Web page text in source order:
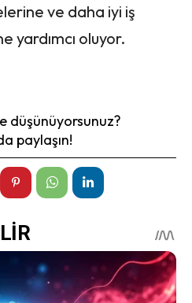
ve daha iyi iş
yardımcı oluyor.
düşünüyorsunuz?
paylaşın!